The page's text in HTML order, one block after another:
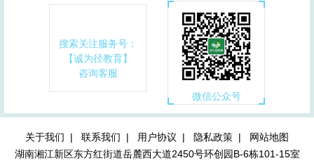
搜索关注服务号：
【诚为径教育】
咨询客服
微信公众号
关于我们 | 联系我们 | 用户协议 | 隐私政策 |
网站地图
湖南湘江新区东方红街道岳麓西大道2450号环创园B-6栋101-15室